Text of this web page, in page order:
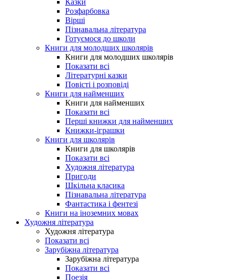
Казки
Розфарбовка
Вірші
Пізнавальна література
Готуємося до школи
Книги для молодших школярів
Книги для молодших школярів
Показати всі
Літературні казки
Повісті і розповіді
Книги для найменших
Книги для найменших
Показати всі
Перші книжки для найменших
Книжки-іграшки
Книги для школярів
Книги для школярів
Показати всі
Художня література
Пригоди
Шкільна класика
Пізнавальна література
Фантастика і фентезі
Книги на іноземних мовах
Художня література
Художня література
Показати всі
Зарубіжна література
Зарубіжна література
Показати всі
Поезія